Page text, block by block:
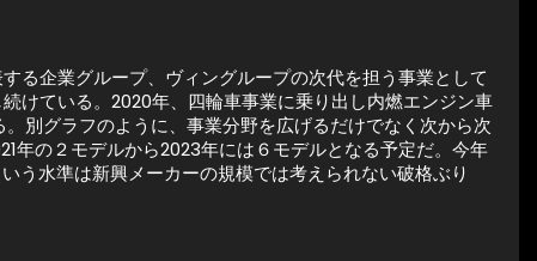
る企業グループ、ヴィングループの次代を担う事業として
けている。2020年、四輪車事業に乗り出し内燃エンジン車
別グラフのように、事業分野を広げるだけでなく次から次
年の２モデルから2023年には６モデルとなる予定だ。今年
う水準は新興メーカーの規模では考えられない破格ぶり